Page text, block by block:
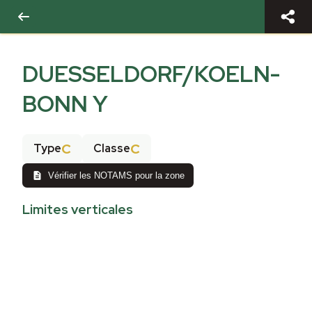
DUESSELDORF/KOELN-
BONN Y
TypeC ClasseC
Vérifier les NOTAMS pour la zone
Limites verticales